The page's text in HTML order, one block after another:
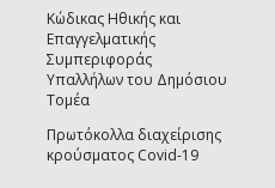
Κώδικας Ηθικής και
Επαγγελματικής
Συμπεριφοράς
Υπαλλήλων του Δημόσιου
Τομέα
Πρωτόκολλα διαχείρισης
κρούσματος Covid-19